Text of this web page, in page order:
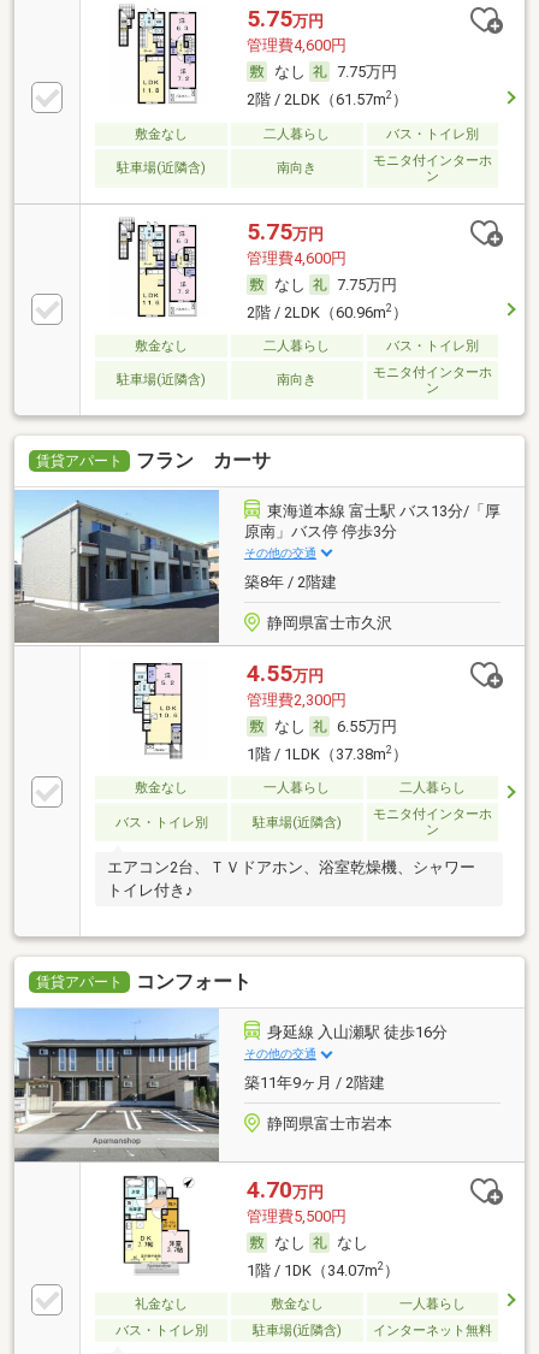
5.75万円
管理費4,600円
なし
7.75万円
2階 / 2LDK（61.57m2）
敷金なし 二人暮らし バス・トイレ別
駐車場(近隣含) 南向き
モニタ付インターホ
ン
5.75万円
管理費4,600円
なし
7.75万円
2階 / 2LDK（60.96m2）
敷金なし 二人暮らし バス・トイレ別
駐車場(近隣含) 南向き
モニタ付インターホ
ン
賃貸アパート フラン カーサ
東海道本線 富士駅 バス13分/「厚
原南」バス停 停歩3分
その他の交通
築8年 / 2階建
静岡県富士市久沢
4.55万円
管理費2,300円
なし
6.55万円
1階 / 1LDK（37.38m2）
敷金なし 一人暮らし 二人暮らし
バス・トイレ別 駐車場(近隣含)
モニタ付インターホ
ン
エアコン2台、ＴＶドアホン、浴室乾燥機、シャワー
トイレ付き♪
賃貸アパート コンフォート
身延線 入山瀬駅 徒歩16分
その他の交通
築11年9ヶ月 / 2階建
静岡県富士市岩本
4.70万円
管理費5,500円
なし
なし
1階 / 1DK（34.07m2）
礼金なし 敷金なし
一人暮らし
バス・トイレ別
駐車場(近隣含) インターネット無料